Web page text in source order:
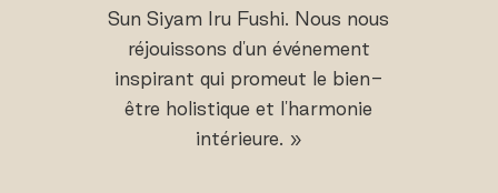
Sun Siyam Iru Fushi. Nous nous
réjouissons d'un événement
inspirant qui promeut le bien-
être holistique et l'harmonie
intérieure. »